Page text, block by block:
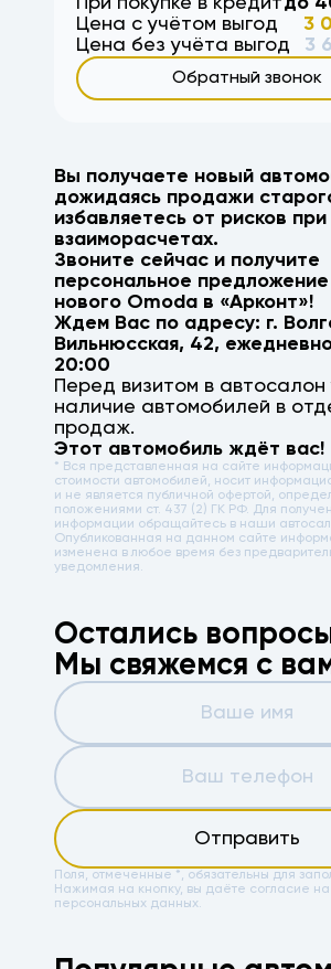
Цена с учётом выгод
3
Цена без учёта выгод
3
Обратный звонок
Вы получаете новый
дожидаясь продажи
избавляетесь от рисков при
взаиморасчетах.
Звоните сейчас и получите
персональное предложение
нового Omoda в «Арконт»!
Ждем Вас по адресу: г.
Вильнюсская, 42,
20:00
Перед визитом в автосалон
наличие автомобилей в
продаж.
Этот автомобиль ждёт вас!
* Вся представленная на сайте
стоимости автомобилей, носит
и не является публичной офертой,
положениями ст. 437 (2) ГК РФ. Для
информации обращайтесь в наши
Опубликованная на данном сайте
изменена в любое время без
уведомления.
Остались
Мы свяжемся с
Отправить
Поля, отмеченные *, обязательны для
Нажимая на кнопку, вы даёте согласие
персональных данных.